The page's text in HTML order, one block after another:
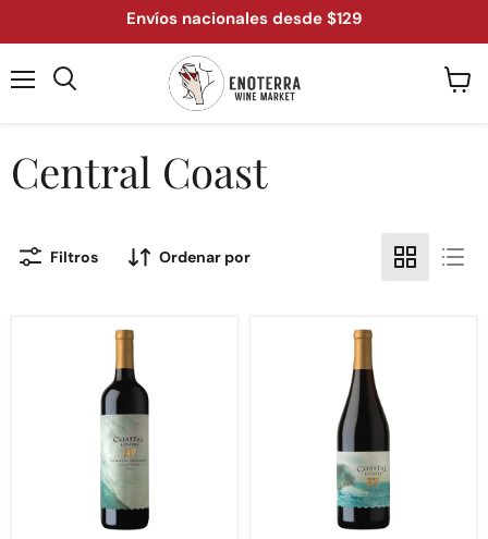
Envíos nacionales desde $129
Central Coast
Filtros Ordenar por